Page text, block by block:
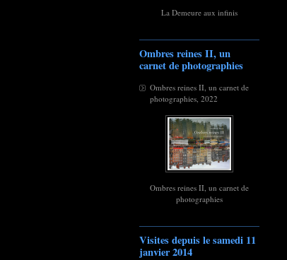
La Demeure aux infinis
Ombres reines II, un
carnet de photographies
Ombres reines II, un carnet de
photographies, 2022
Ombres reines II, un carnet de
photographies
Visites depuis le samedi 11
janvier 2014